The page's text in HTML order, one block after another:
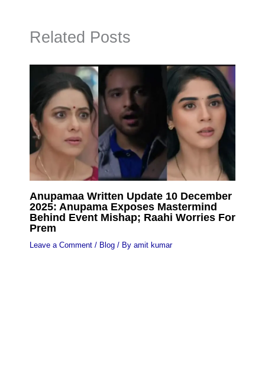
Related Posts
Anupamaa Written Update 10 December
2025: Anupama Exposes Mastermind
Behind Event Mishap; Raahi Worries For
Prem
Leave a Comment / Blog/ By amit kumar